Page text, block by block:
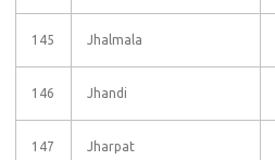
145 Jhalmala
146 Jhandi
147 Jharpat